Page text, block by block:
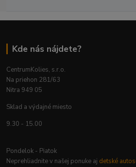
Kde nás nájdete?
CentrumKolies, s.r.o.
Na priehon 281/63
Nitra 949 05
Sklad a výdajné miesto
9.30 - 15.00
Pondelok - Piatok
Neprehliadnite v našej ponuke aj detské